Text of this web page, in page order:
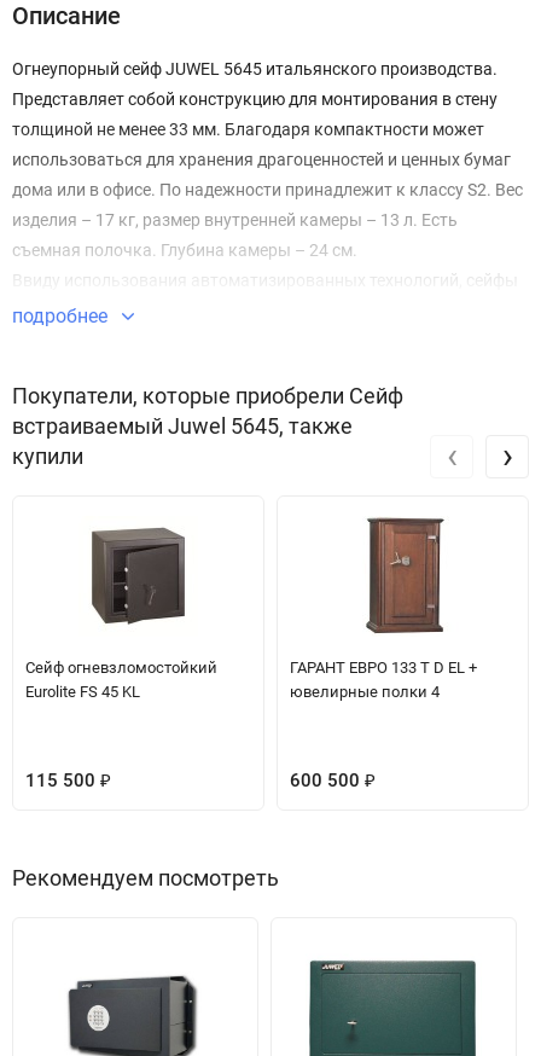
Описание
Огнеупорный сейф JUWEL 5645 итальянского производства.
Представляет собой конструкцию для монтирования в стену
толщиной не менее 33 мм. Благодаря компактности может
использоваться для хранения драгоценностей и ценных бумаг
дома или в офисе. По надежности принадлежит к классу S2. Вес
изделия – 17 кг, размер внутренней камеры – 13 л. Есть
съемная полочка. Глубина камеры – 24 см.
Ввиду использования автоматизированных технологий, сейфы
JUWEL устойчивы к взломам, не поддаются распиливанию и
хромированной панелью. Их толщина составляет 15 мм. Сейф
оснащен кодовым замком. Комбинация из 6 цифр исключает
возможность случайного подбора.
подробнее
Покупатели, которые приобрели Сейф
встраиваемый Juwel 5645, также
купили
Сейф огневзломостойкий
Eurolite FS 45 KL
115 500 ₽
ГАРАНТ ЕВРО 133 Т D EL +
ювелирные полки 4
600 500 ₽
‹ ›
Рекомендуем посмотреть